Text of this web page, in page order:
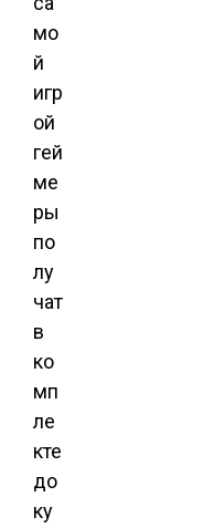
мо
й
игр
ой
гей
ме
ры
по
лу
чат
в
ко
мп
ле
кте
до
ку